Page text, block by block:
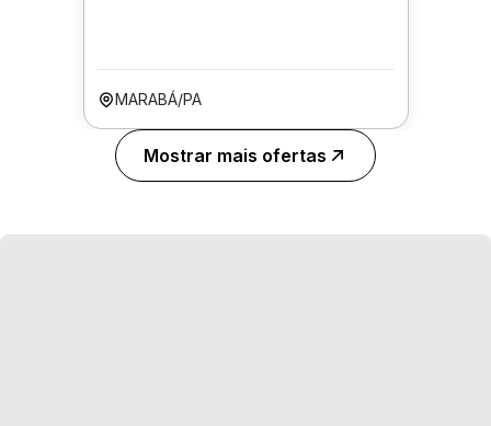
MARABÁ/PA
Mostrar mais ofertas